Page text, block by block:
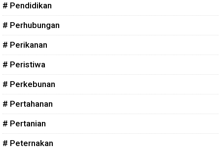
# Pendidikan
# Perhubungan
# Perikanan
# Peristiwa
# Perkebunan
# Pertahanan
# Pertanian
# Peternakan